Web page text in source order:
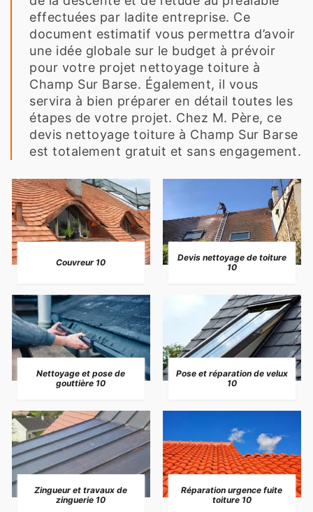
effectuées par ladite entreprise. Ce
document estimatif vous permettra d’avoir
une idée globale sur le budget à prévoir
pour votre projet nettoyage toiture à
Champ Sur Barse. Également, il vous
servira à bien préparer en détail toutes les
étapes de votre projet. Chez M. Père, ce
devis nettoyage toiture à Champ Sur Barse
est totalement gratuit et sans engagement.
Couvreur 10
Devis nettoyage de toiture
10
Nettoyage et pose de
gouttière 10
Pose et réparation de velux
10
Zingueur et travaux de
zinguerie 10
Réparation urgence fuite
toiture 10